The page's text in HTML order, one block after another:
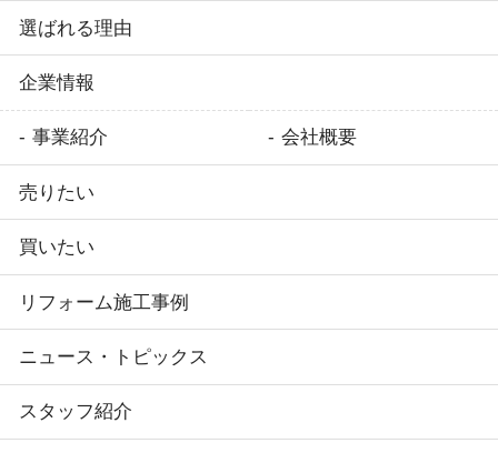
選ばれる理由
企業情報
事業紹介 会社概要
売りたい
買いたい
リフォーム施工事例
ニュース・トピックス
スタッフ紹介